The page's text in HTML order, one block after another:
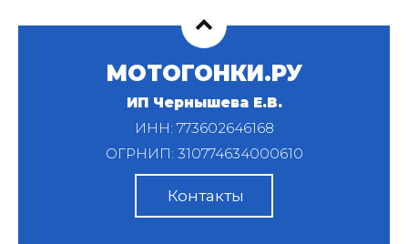
МОТОГОНКИ.РУ
ИП Чернышева Е.В.
ИНН: 773602646168
ОГРНИП: 310774634000610
Контакты